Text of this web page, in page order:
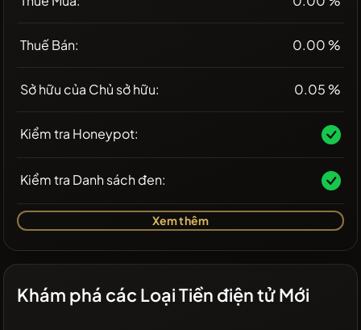
Thuế Bán: 0.00 %
Sở hữu của Chủ sở hữu: 0.05 %
Kiểm tra Honeypot:
Kiểm tra Danh sách đen:
Xem thêm
Khám phá các Loại Tiền điện tử Mới